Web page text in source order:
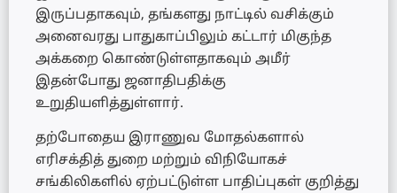
இருப்பதாகவும், தங்களது நாட்டில் வசிக்கும்
அனைவரது பாதுகாப்பிலும் கட்டார் மிகுந்த
அக்கறை கொண்டுள்ளதாகவும் அமீர்
இதன்போது ஜனாதிபதிக்கு
உறுதியளித்துள்ளார்.
தற்போதைய இராணுவ மோதல்களால்
எரிசக்தித் துறை மற்றும் விநியோகச்
சங்கிலிகளில் ஏற்பட்டுள்ள பாதிப்புகள் குறித்து